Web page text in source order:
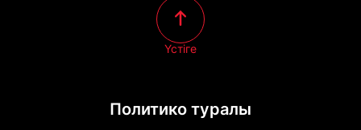
Политико туралы
Үстіге